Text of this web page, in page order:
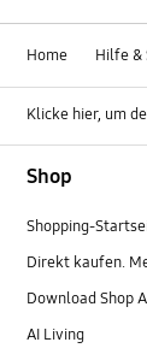
Home Hilfe &
Klicke hier, um
Shop
Shopping-
Direkt kaufen.
Download Shop
AI Living